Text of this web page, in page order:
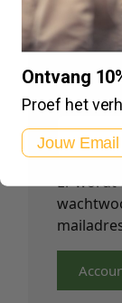
Maak
Er wordt
Ontvang
Proef het
Email